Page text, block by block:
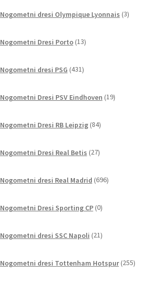
Nogometni dresi Olympique Lyonnais 3izdelki
Nogometni Dresi Porto 13izdelkov
Nogometni dresi PSG 431izdelkov
Nogometni Dresi PSV Eindhoven 19izdelkov
Nogometni Dresi RB Leipzig 84izdelkov
Nogometni Dresi Real Betis 27izdelkov
Nogometni dresi Real Madrid 696izdelkov
Nogometni Dresi Sporting CP 0izdelkov
Nogometni dresi SSC Napoli 21izdelkov
Nogometni dresi Tottenham Hotspur 255